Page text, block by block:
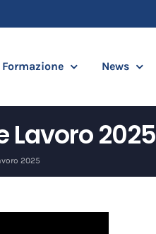
Formazione News
Lavoro 2025
2025